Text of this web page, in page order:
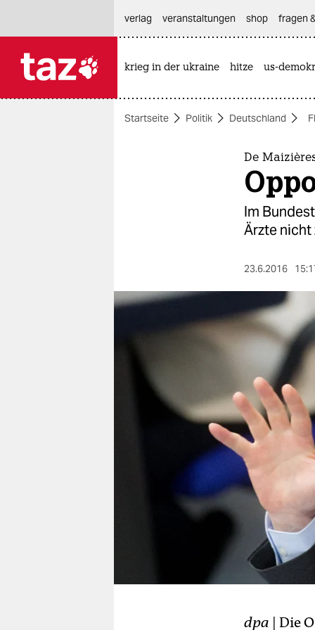
themen
wahrheit
veranstaltungen
verlag
veranstaltungen shop fragen
krieg in der ukraine hitze us-
Startseite Politik Deutschland
De
Im
Ärzte nicht
23.6.2016
dpa | Die